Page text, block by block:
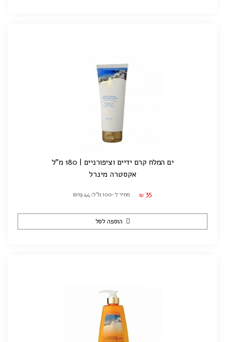
ים המלח קרם ידיים וציפורניים | 180 מ"ל
אקסטרה מינרל
₪ 35 מחיר ל-100 מ"ל: ₪19.44
הוספה לסל